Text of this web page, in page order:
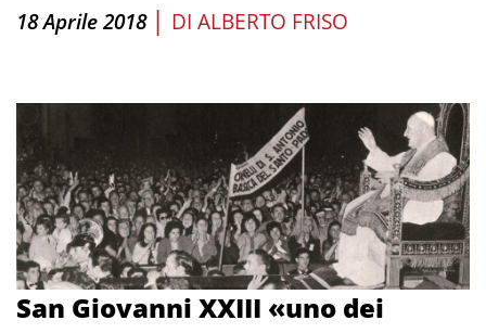
18 Aprile 2018 | DI ALBERTO FRISO
San Giovanni XXIII «uno dei